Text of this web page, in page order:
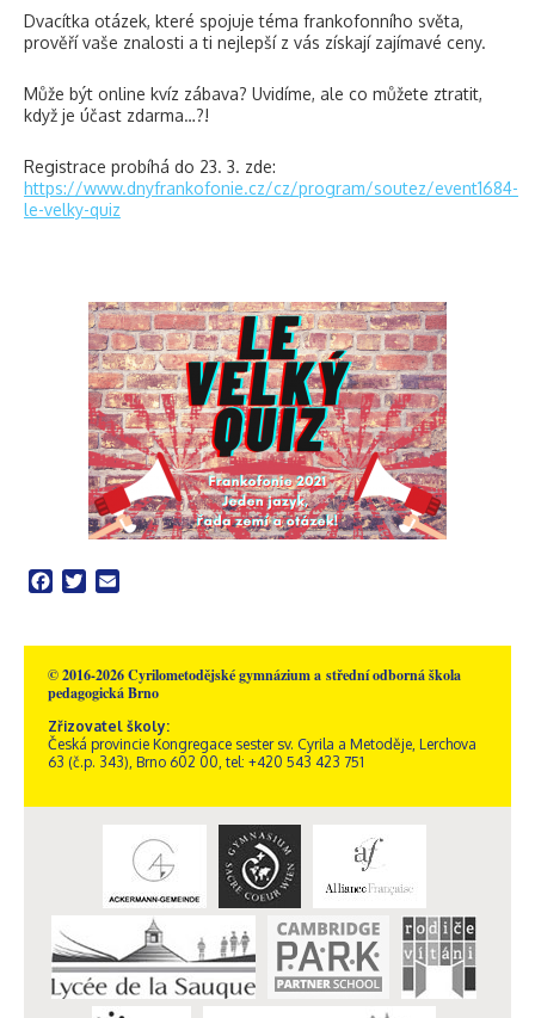
Dvacítka otázek, které spojuje téma frankofonního světa,
prověří vaše znalosti a ti nejlepší z vás získají zajímavé ceny.
Může být online kvíz zábava? Uvidíme, ale co můžete ztratit,
když je účast zdarma…?!
Registrace probíhá do 23. 3. zde:
https://www.dnyfrankofonie.cz/cz/program/soutez/event1684-
le-velky-quiz
Facebook
Twitter
© 2016-2026 Cyrilometodějské gymnázium a střední odborná škola
pedagogická Brno
Zřizovatel školy:
Česká provincie Kongregace sester sv. Cyrila a Metoděje, Lerchova
63 (č.p. 343), Brno 602 00, tel: +420 543 423 751